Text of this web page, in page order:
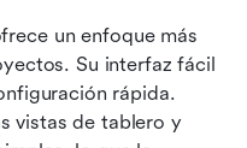
un enfoque más
Su interfaz fácil
rápida.
vistas de tablero y